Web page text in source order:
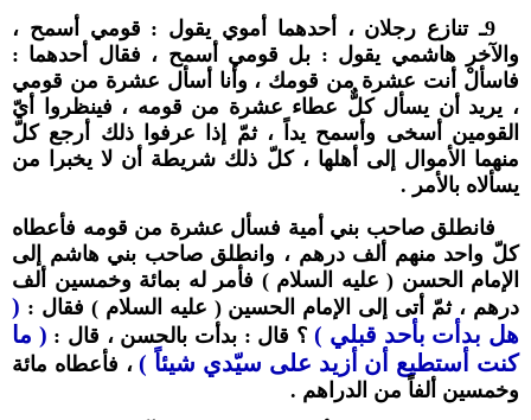
9ـ تنازع رجلان ، أحدهما أموي يقول : قومي أسمح ،
والآخر هاشمي يقول : بل قومي أسمح ، فقال أحدهما :
فاسألْ أنت عشرة من قومك ، وأنا أسأل عشرة من قومي
، يريد أن يسأل كلٌّ عطاء عشرة من قومه ، فينظروا أيّ
القومين أسخى وأسمح يداً ، ثمّ إذا عرفوا ذلك أرجع كلّ
منهما الأموال إلى أهلها ، كلّ ذلك شريطة أن لا يخبرا من
يسألاه بالأمر .
فانطلق صاحب بني أمية فسأل عشرة من قومه فأعطاه
كلّ واحد منهم ألف درهم ، وانطلق صاحب بني هاشم إلى
الإمام الحسن ( عليه السلام ) فأمر له بمائة وخمسين ألف
درهم ، ثمّ أتى إلى الإمام الحسين ( عليه السلام ) فقال : (
هل بدأت بأحد قبلي )؟ قال : بدأت بالحسن ، قال : ( ما
كنت أستطيع أن أزيد على سيّدي شيئاً )، فأعطاه مائة
وخمسين ألفاً من الدراهم .